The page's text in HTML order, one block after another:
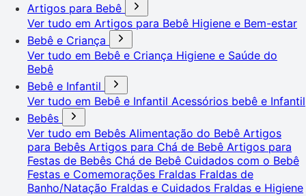
Artigos para Bebê
Ver tudo em Artigos para Bebê Higiene e Bem-estar
Bebê e Criança
Ver tudo em Bebê e Criança Higiene e Saúde do
Bebê
Bebê e Infantil
Ver tudo em Bebê e Infantil Acessórios bebê e Infantil
Bebês
Ver tudo em Bebês Alimentação do Bebê Artigos
para Bebês Artigos para Chá de Bebê Artigos para
Festas de Bebês Chá de Bebê Cuidados com o Bebê
Festas e Comemorações Fraldas Fraldas de
Banho/Natação Fraldas e Cuidados Fraldas e Higiene